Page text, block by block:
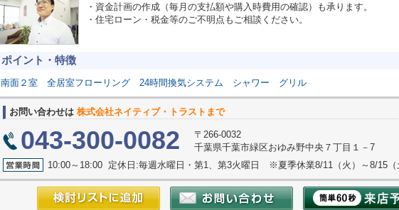
・資金計画の作成（毎月の支払額や購入時費用の確認）も承ります。
・住宅ローン・税金等のご不明点もご相談ください。
ポイント・特徴
南面２室 全居室フローリング 24時間換気システム シャワー グリル
お問い合わせは 株式会社ネイティブ・トラストまで
043-300-0082
〒266-0032
千葉県千葉市緑区おゆみ野中央７丁目１－7
10:00～18:00 定休日:毎週水曜日・第1、第3火曜日 ※夏季休業8/11（火）～8/15（